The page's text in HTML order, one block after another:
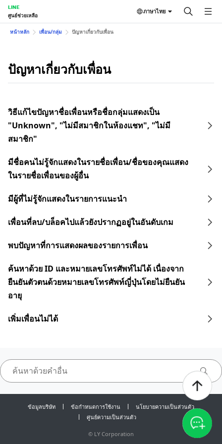
LINE
ศูนย์ช่วยเหลือ
ภาษาไทย
หน้าหลัก เพื่อน/กลุ่ม ปัญหาเกี่ยวกับเพื่อน
ปัญหาเกี่ยวกับเพื่อน
วิธีแก้ไขปัญหาชื่อเพื่อนหรือชื่อกลุ่มแสดงเป็น
"Unknown", "ไม่มีสมาชิกในห้องแชท", "ไม่มี
สมาชิก"
มีชื่อคนไม่รู้จักแสดงในรายชื่อเพื่อน/ชื่อของคุณแสดง
ในรายชื่อเพื่อนของผู้อื่น
มีผู้ที่ไม่รู้จักแสดงในรายการแนะนำ
เพื่อนที่ลบ/บล็อคไปแล้วยังปรากฏอยู่ในอันดับเกม
พบปัญหาที่การแสดงผลของรายการเพื่อน
ค้นหาด้วย ID และหมายเลขโทรศัพท์ไม่ได้ เนื่องจาก
ยืนยันตัวตนด้วยหมายเลขโทรศัพท์ญี่ปุ่นโดยไม่ยืนยัน
อายุ
เพิ่มเพื่อนไม่ได้
ข้อมูลบริษัท ข้อกำหนดการใช้งาน
นโยบายความเป็นส่วนตัว
ศูนย์ความเป็นส่วนตัว
© LY Corporation